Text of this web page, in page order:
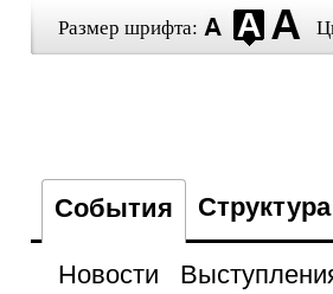
Размер шрифта:
События Структура
Новости